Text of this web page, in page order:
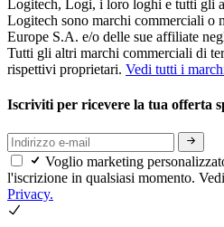
Logitech, Logi, i loro loghi e tutti gli
Logitech sono marchi commerciali o
Europe S.A. e/o delle sue affiliate
Tutti gli altri marchi commerciali di
rispettivi proprietari. Vedi tutti i
Iscriviti per ricevere la tua offerta
Voglio marketing
l'iscrizione in qualsiasi momento.
Privacy.